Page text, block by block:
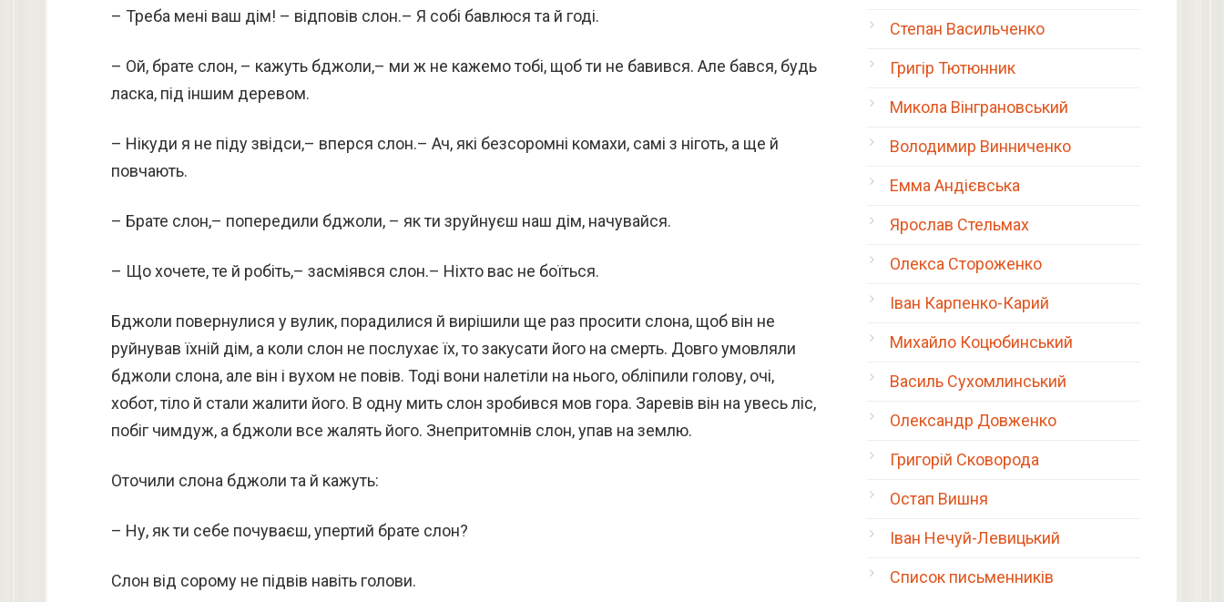
– Треба мені ваш дім! – відповів слон.– Я собі бавлюся та й годі.
– Ой, брате слон, – кажуть бджоли,– ми ж не кажемо тобі, щоб ти не бавився. Але бався, будь
ласка, під іншим деревом.
– Нікуди я не піду звідси,– вперся слон.– Ач, які безсоромні комахи, самі з ніготь, а ще й
повчають.
– Брате слон,– попередили бджоли, – як ти зруйнуєш наш дім, начувайся.
– Що хочете, те й робіть,– засміявся слон.– Ніхто вас не боїться.
Бджоли повернулися у вулик, порадилися й вирішили ще раз просити слона, щоб він не
руйнував їхній дім, а коли слон не послухає їх, то закусати його на смерть. Довго умовляли
бджоли слона, але він і вухом не повів. Тоді вони налетіли на нього, обліпили голову, очі,
хобот, тіло й стали жалити його. В одну мить слон зробився мов гора. Заревів він на увесь ліс,
побіг чимдуж, а бджоли все жалять його. Знепритомнів слон, упав на землю.
Оточили слона бджоли та й кажуть:
– Ну, як ти себе почуваєш, упертий брате слон?
Слон від сорому не підвів навіть голови.
Степан Васильченко
Григір Тютюнник
Микола Вінграновський
Володимир Винниченко
Емма Андієвська
Ярослав Стельмах
Олекса Стороженко
Іван Карпенко-Карий
Михайло Коцюбинський
Василь Сухомлинський
Олександр Довженко
Григорій Сковорода
Остап Вишня
Іван Нечуй-Левицький
Список письменників